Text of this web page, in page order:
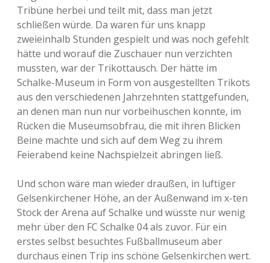
Tribüne herbei und teilt mit, dass man jetzt
schließen würde. Da waren für uns knapp
zweieinhalb Stunden gespielt und was noch gefehlt
hätte und worauf die Zuschauer nun verzichten
mussten, war der Trikottausch. Der hätte im
Schalke-Museum in Form von ausgestellten Trikots
aus den verschiedenen Jahrzehnten stattgefunden,
an denen man nun nur vorbeihuschen konnte, im
Rücken die Museumsobfrau, die mit ihren Blicken
Beine machte und sich auf dem Weg zu ihrem
Feierabend keine Nachspielzeit abringen ließ.
Und schon wäre man wieder draußen, in luftiger
Gelsenkirchener Höhe, an der Außenwand im x-ten
Stock der Arena auf Schalke und wüsste nur wenig
mehr über den FC Schalke 04 als zuvor. Für ein
erstes selbst besuchtes Fußballmuseum aber
durchaus einen Trip ins schöne Gelsenkirchen wert.